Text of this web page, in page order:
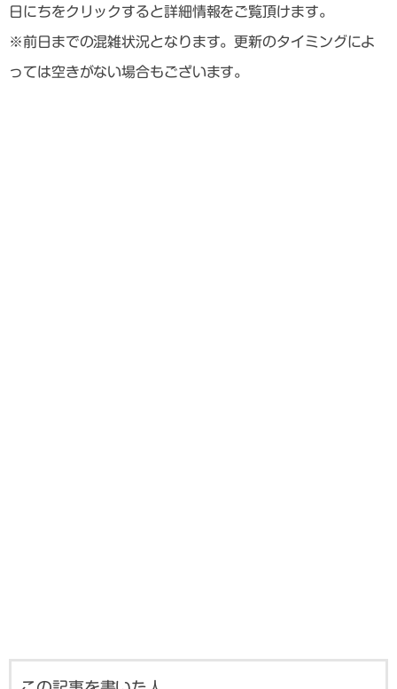
日にちをクリックすると詳細情報をご覧頂けます。
※前日までの混雑状況となります。更新のタイミングによ
っては空きがない場合もございます。